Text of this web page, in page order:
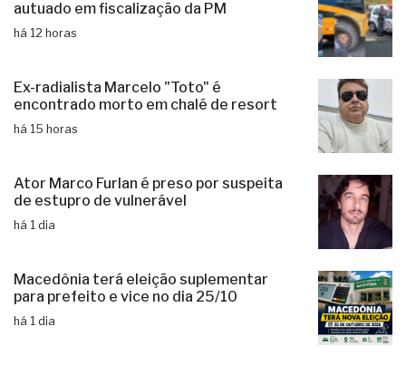
autuado em fiscalização da PM
há 12 horas
Ex-radialista Marcelo "Toto" é
encontrado morto em chalé de resort
há 15 horas
Ator Marco Furlan é preso por suspeita
de estupro de vulnerável
há 1 dia
Macedônia terá eleição suplementar
para prefeito e vice no dia 25/10
há 1 dia